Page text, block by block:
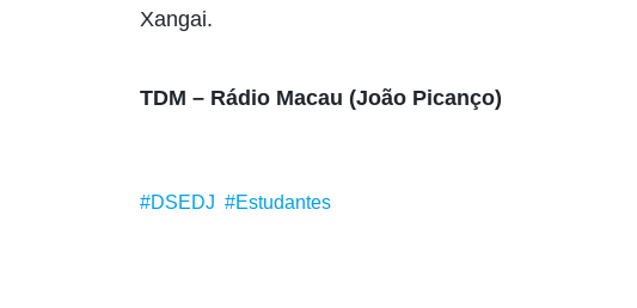
Xangai.
TDM – Rádio Macau (João Picanço)
#DSEDJ #Estudantes